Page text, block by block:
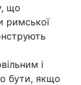
що
римської
і
бути, якщо